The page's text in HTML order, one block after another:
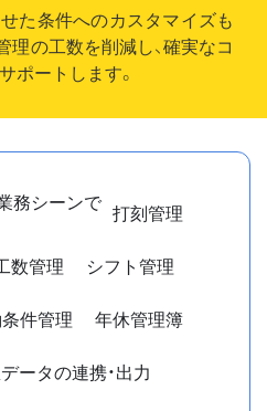
た条件へのカスタマイズも
理の工数を削減し、確実なコ
ポートします。
務シーンで 打刻管理
数管理
シフト管理
件管理
年休管理簿
ータの連携・出力